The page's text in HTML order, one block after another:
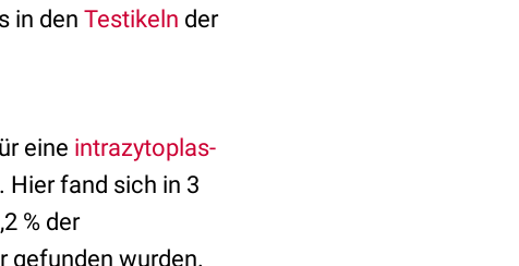
in den Testikeln der
eine intrazytoplas­
fand sich in 3
% der
gefunden wurden.